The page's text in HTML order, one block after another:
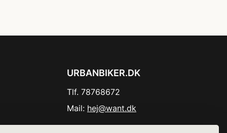
URBANBIKER.DK
Tlf. 78768672
Mail: hej@want.dk